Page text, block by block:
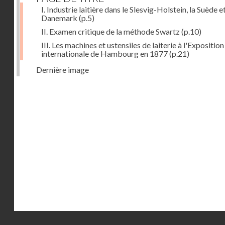
I. Industrie laitière dans le Slesvig-Holstein, la Suède
Danemark (p.5)
II. Examen critique de la méthode Swartz(p.10)
III. Les machines et ustensiles de laiterie à l'Exposition
internationale de Hambourg en 1877(p.21)
Dernière image